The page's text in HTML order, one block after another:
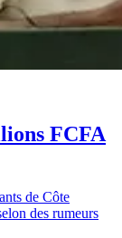
FCFA
de Côte
des rumeurs